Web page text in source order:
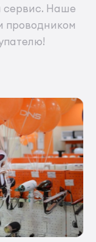
сервис. Наше
проводником